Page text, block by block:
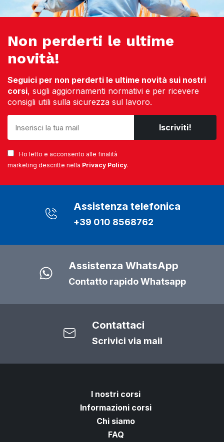
Non perderti le ultime
novità!
Seguici per non perderti le ultime novità sui nostri
corsi, sugli aggiornamenti normativi e per ricevere
consigli utili sulla sicurezza sul lavoro.
Ho letto e acconsento alle finalità
marketing descritte nella Privacy Policy.
Assistenza telefonica
+39 010 8568762
Assistenza WhatsApp
Contatto rapido Whatsapp
Contattaci
Scrivici via mail
I nostri corsi
Informazioni corsi
Chi siamo
FAQ